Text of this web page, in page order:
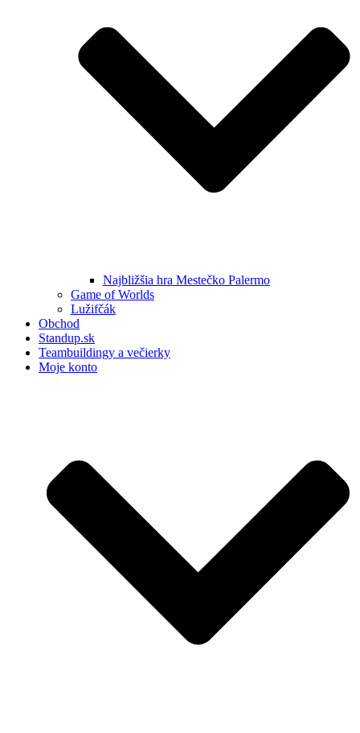
Najbližšia hra Mestečko Palermo
Game of Worlds
Lužifčák
Obchod
Standup.sk
Teambuildingy a večierky
Moje konto